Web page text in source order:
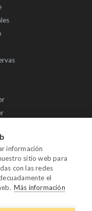
información
sitio web para
con las redes
el
Más información